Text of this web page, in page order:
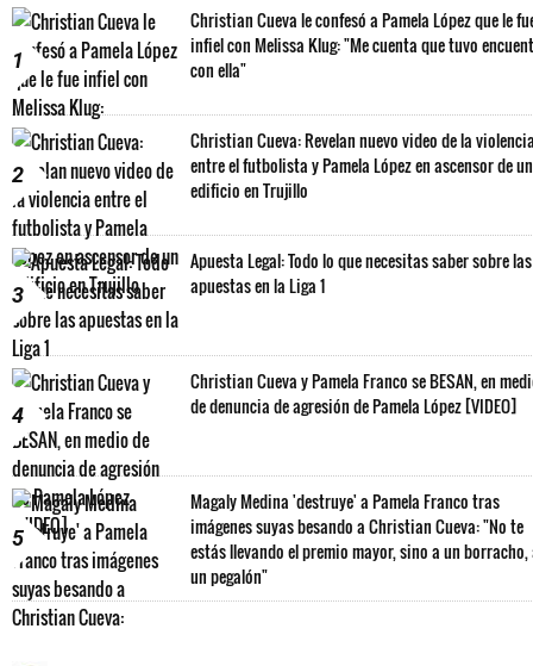
1
Christian Cueva le confesó a Pamela López que le
infiel con Melissa Klug: "Me cuenta que tuvo
con ella"
2
Christian Cueva: Revelan nuevo video de la
entre el futbolista y Pamela López en ascensor de un
edificio en Trujillo
3
Apuesta Legal: Todo lo que necesitas saber sobre las
apuestas en la Liga 1
4
Christian Cueva y Pamela Franco se BESAN, en
de denuncia de agresión de Pamela López [VIDEO]
5
Magaly Medina 'destruye' a Pamela Franco tras
imágenes suyas besando a Christian Cueva: "No te
estás llevando el premio mayor, sino a un borracho,
un pegalón"